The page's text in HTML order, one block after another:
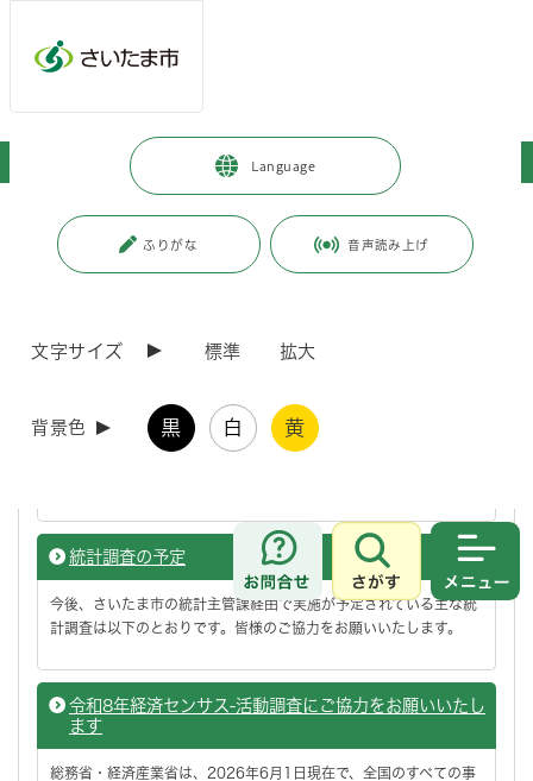
Language
ふりがな 音声読み上げ
文字サイズ 標準 拡大
背景色 黒 白 黄
お問合せ
さがす
市政情報 人口・統計 > 調査についてのお知らせ
調査についてのお知らせ
2026（令和8）年国民生活基礎調査（世帯票）にご協力
国民生活基礎調査は、わが国の最も重要な調査の一つです。今後の
厚生労働行政の企画及び立案のために行われる統計法に基づく調査
統計調査の予定
今後、さいたま市の統計主管課経由で実施が予定されている主な統
計調査は以下のとおりです。皆様のご協力をお願いいたします。
令和8年経済センサス-活動調査にご協力をお願いいたし
ます
総務省・経済産業省は、2026年6月1日現在で、全国のすべての事